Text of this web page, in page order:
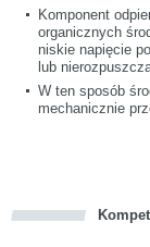
Komponent
organicznych
niskie napięcie
lub
W ten sposób
mechanicznie